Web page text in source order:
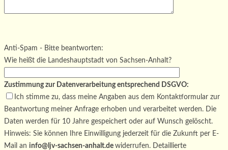
Bitte lasse dieses Feld leer.
Anti-Spam - Bitte beantworten:
Wie heißt die Landeshauptstadt von Sachsen-Anhalt?
Zustimmung zur Datenverarbeitung entsprechend DSGVO:
Ich stimme zu, dass meine Angaben aus dem Kontaktformular zur
Beantwortung meiner Anfrage erhoben und verarbeitet werden. Die
Daten werden für 10 Jahre gespeichert oder auf Wunsch gelöscht.
Hinweis: Sie können Ihre Einwilligung jederzeit für die Zukunft per E-
Mail an info@ljv-sachsen-anhalt.de widerrufen. Detaillierte